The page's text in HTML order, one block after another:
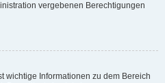
vergebenen Berechtigungen
wichtige Informationen zu dem Bereich